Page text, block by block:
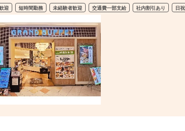
迎 短時間勤務 未経験者歓迎 交通費一部支給 社内割引あり 日